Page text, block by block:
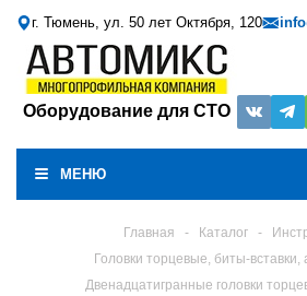
г. Тюмень, ул. 50 лет Октября, 120
Оборудование для СТО
МЕНЮ
Главная - Каталог -
Головки торцевые, биты-вставки,
Двенадцатигранные головки